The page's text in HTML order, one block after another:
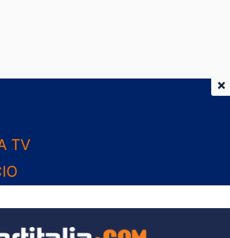
TV
×